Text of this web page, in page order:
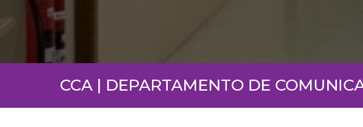
CCA | DEPARTAMENTO DE